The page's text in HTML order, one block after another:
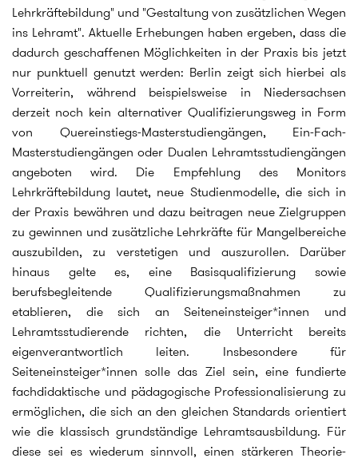
Lehrkräftebildung" und "Gestaltung von zusätzlichen Wegen
ins Lehramt". Aktuelle Erhebungen haben ergeben, dass die
dadurch geschaffenen Möglichkeiten in der Praxis bis jetzt
nur punktuell genutzt werden: Berlin zeigt sich hierbei als
Vorreiterin, während beispielsweise in Niedersachsen
derzeit noch kein alternativer Qualifizierungsweg in Form
von Quereinstiegs-Masterstudiengängen, Ein-Fach-
Masterstudiengängen oder Dualen Lehramtsstudiengängen
angeboten wird. Die Empfehlung des Monitors
Lehrkräftebildung lautet, neue Studienmodelle, die sich in
der Praxis bewähren und dazu beitragen neue Zielgruppen
zu gewinnen und zusätzliche Lehrkräfte für Mangelbereiche
auszubilden, zu verstetigen und auszurollen. Darüber
hinaus gelte es, eine Basisqualifizierung sowie
berufsbegleitende Qualifizierungsmaßnahmen zu
etablieren, die sich an Seiteneinsteiger*innen und
Lehramtsstudierende richten, die Unterricht bereits
eigenverantwortlich leiten. Insbesondere für
Seiteneinsteiger*innen solle das Ziel sein, eine fundierte
fachdidaktische und pädagogische Professionalisierung zu
ermöglichen, die sich an den gleichen Standards orientiert
wie die klassisch grundständige Lehramtsausbildung. Für
diese sei es wiederum sinnvoll, einen stärkeren Theorie-